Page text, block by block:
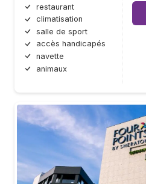
restaurant
climatisation
salle de sport
accès handicapés
navette
animaux